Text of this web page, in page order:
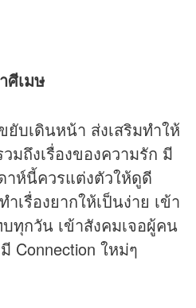
ศีเมษ
ยับเดินหน้า ส่งเสริมทำให้
มถึงเรื่องของความรัก มี
าห์นี้ควรแต่งตัวให้ดูดี
เรื่องยากให้เป็นง่าย เข้า
ทุกวัน เข้าสังคมเจอผู้คน
Connection ใหม่ๆ